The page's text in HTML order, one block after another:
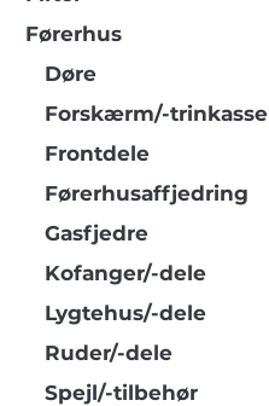
Førerhus
Døre
Forskærm/-trinkasse
Frontdele
Førerhusaffjedring
Gasfjedre
Kofanger/-dele
Lygtehus/-dele
Ruder/-dele
Spejl/-tilbehør